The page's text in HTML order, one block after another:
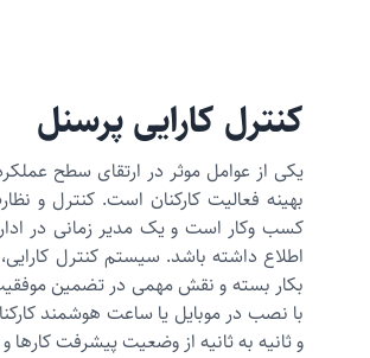
کنترل کارایی پرسنل
یکی از عوامل موثر در ارتقای سطح
بهینه فعالیت کارکنان است. کنترل و
کسب وکار است و یک مدیر زمانی در
اطلاع داشته باشد. سیستم کنترل
بکار بسته و نقش مهمی در تضمین
با نصب در موبایل یا ساعت هوشمند
و ثانیه به ثانیه از وضعیت پیشرفت